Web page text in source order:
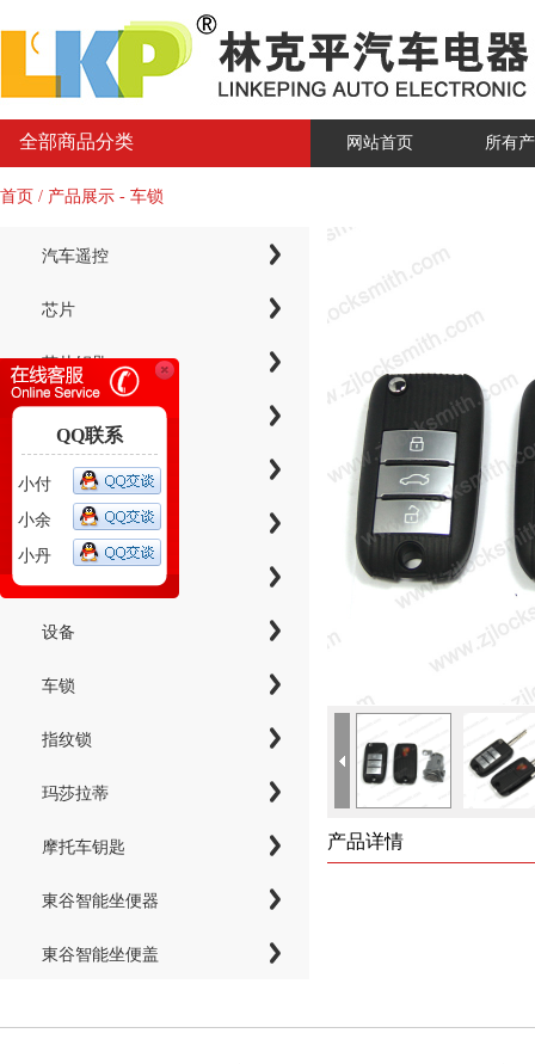
全部商品分类 网站首页 所有
首页 / 产品展示 - 车锁
汽车遥控
芯片
芯片钥匙
电子芯片钥匙壳
智能卡小钥匙
设备
车锁
指纹锁
玛莎拉蒂
摩托车钥匙
東谷智能坐便器
東谷智能坐便盖
产品详情
QQ联系
小付
小余
小丹